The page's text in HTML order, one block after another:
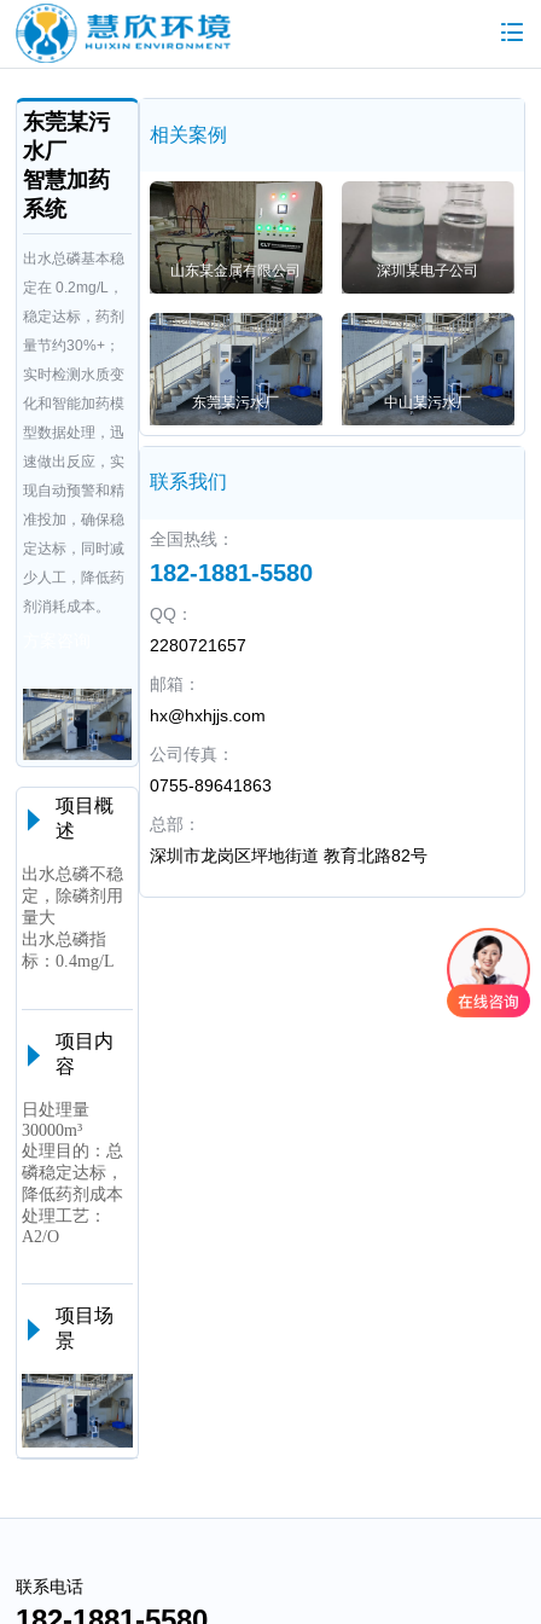
东莞某污
水厂
智慧加药
系统
出水总磷基本稳
定在 0.2mg/L，
稳定达标，药剂
量节约30%+；
实时检测水质变
化和智能加药模
型数据处理，迅
速做出反应，实
现自动预警和精
准投加，确保稳
定达标，同时减
少人工，降低药
剂消耗成本。
项目概
述
出水总磷不稳
定，除磷剂用
量大
出水总磷指
标：0.4mg/L
项目内
容
日处理量
30000m³
处理目的：总
磷稳定达标，
降低药剂成本
处理工艺：
A2/O
项目场
景
相关案例
山东某金属有限公司 深圳某电子公司
东莞某污水厂 中山某污水厂
联系我们
全国热线：
182-1881-5580
QQ：
2280721657
邮箱：
hx@hxhjjs.com
公司传真：
0755-89641863
总部：
深圳市龙岗区坪地街道 教育北路82号
联系电话